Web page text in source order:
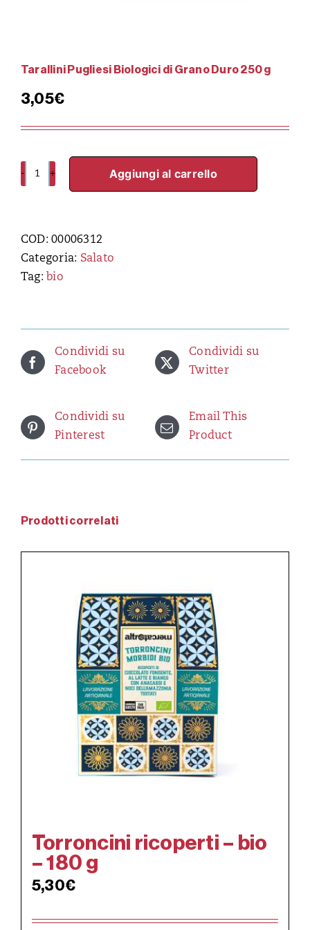
Tarallini Pugliesi Biologici di Grano Duro 250 g
3,05€
di
Grano
Duro
quantità
Aggiungi al carrello
COD:00006312
Categoria: Salato
Tag: bio
Condividi su
Facebook
Condividi su
Twitter
Condividi su
Pinterest
Email This
Product
Prodotti correlati
Torroncini ricoperti – bio
– 180 g
5,30€